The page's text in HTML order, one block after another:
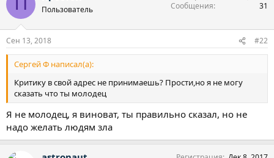
П Пользователь
Сообщения
31
Сен 13, 2018 #22
Сергей Ф написал(а):
Критику в свой адрес не принимаешь? Прости,но я не могу
сказать что ты молодец
Я не молодец, я виноват, ты правильно сказал, но не
надо желать людям зла